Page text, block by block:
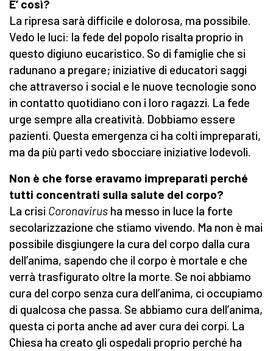
E’ così?
La ripresa sarà difficile e dolorosa, ma possibile.
Vedo le luci: la fede del popolo risalta proprio in
questo digiuno eucaristico. So di famiglie che si
radunano a pregare; iniziative di educatori saggi
che attraverso i social e le nuove tecnologie sono
in contatto quotidiano con i loro ragazzi. La fede
urge sempre alla creatività. Dobbiamo essere
pazienti. Questa emergenza ci ha colti impreparati,
ma da più parti vedo sbocciare iniziative lodevoli.
Non è che forse eravamo impreparati perché
tutti concentrati sulla salute del corpo?
La crisi Coronavirus ha messo in luce la forte
secolarizzazione che stiamo vivendo. Ma non è mai
possibile disgiungere la cura del corpo dalla cura
dell’anima, sapendo che il corpo è mortale e che
verrà trasfigurato oltre la morte. Se noi abbiamo
cura del corpo senza cura dell’anima, ci occupiamo
di qualcosa che passa. Se abbiamo cura dell’anima,
questa ci porta anche ad aver cura dei corpi. La
Chiesa ha creato gli ospedali proprio perché ha